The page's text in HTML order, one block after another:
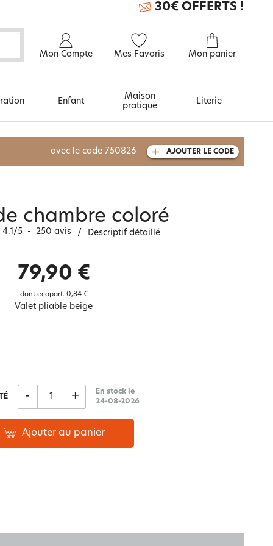
Mon Compte Mes Favoris Mon panier
30€ OFFERTS !
À découvrir aussi
Carte cadeau
Enfant
Maison
pratique
Literie
avec le code 750826 AJOUTER LE CODE
chambre coloré
4.1/5 - 250 avis / Descriptif détaillé
79,90 €
dont ecopart. 0,84 €
Valet pliable beige
- +
En stock le
24-08-2026
Ajouter au panier